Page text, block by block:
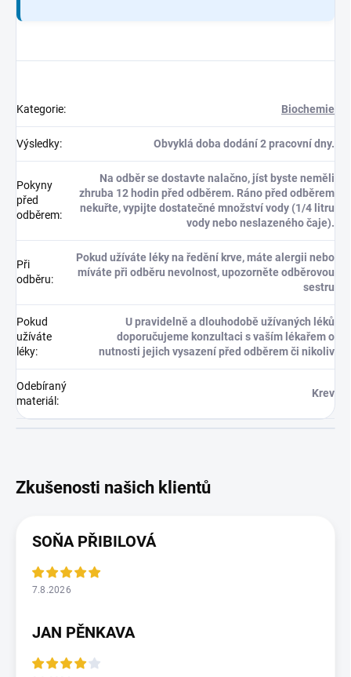
Kategorie: Biochemie
Výsledky: Obvyklá doba dodání 2 pracovní dny.
Pokyny
před
odběrem:
Na odběr se dostavte nalačno, jíst byste neměli
zhruba 12 hodin před odběrem. Ráno před odběrem
nekuřte, vypijte dostatečné množství vody (1/4 litru
vody nebo neslazeného čaje).
Při
odběru:
Pokud užíváte léky na ředění krve, máte alergii nebo
míváte při odběru nevolnost, upozorněte odběrovou
sestru
Pokud
užíváte
léky:
U pravidelně a dlouhodobě užívaných léků
doporučujeme konzultaci s vaším lékařem o
nutnosti jejich vysazení před odběrem či nikoliv
Odebíraný
materiál :
Krev
SOŇA PŘIBILOVÁ
7.8.2026
JAN PĚNKAVA